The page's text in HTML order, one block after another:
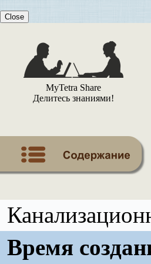
Close
MyTetra Share
Делитесь знаниями!
Время